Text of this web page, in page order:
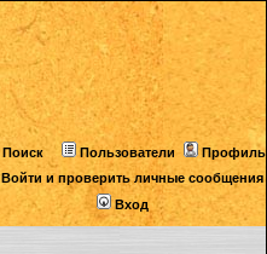
Поиск Пользователи
Профиль
Войти и проверить личные сообщения
Вход